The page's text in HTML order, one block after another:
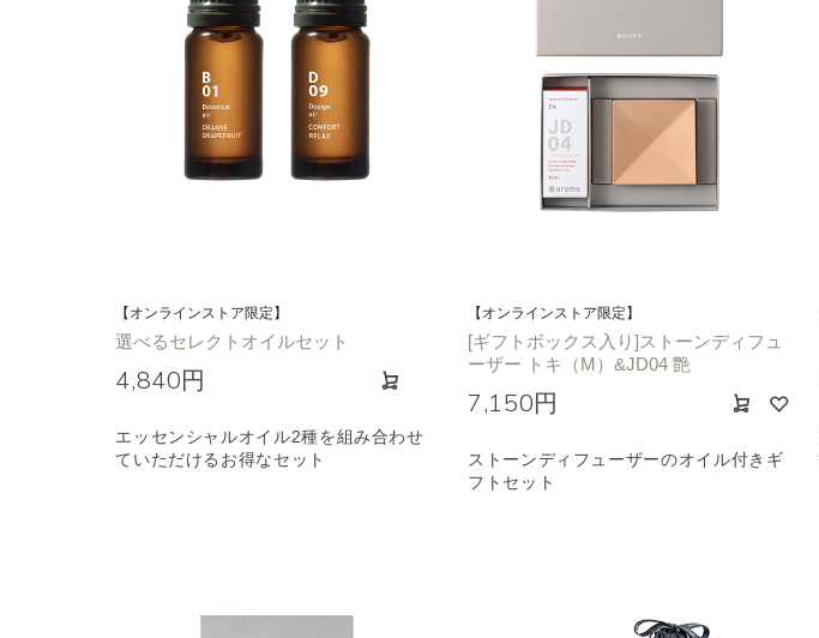
【オンラインストア限定】
選べるセレクトオイルセット
4,840円
エッセンシャルオイル2種を組み合わせ
ていただけるお得なセット
【オンラインストア限定】
[ギフトボックス入り]ストーンディフュ
ーザー トキ（M）&JD04 艶
7,150円
ストーンディフューザーのオイル付きギ
フトセット